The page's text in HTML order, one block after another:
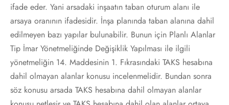
ifade eder. Yani arsadaki inşaatın taban oturum alanı ile
arsaya oranının ifadesidir. İnşa planında taban alanına dahil
edilmeyen bazı yapılar bulunabilir. Bunun için Planlı Alanlar
Tip İmar Yönetmeliğinde Değişiklik Yapılması ile ilgili
yönetmeliğin 14. Maddesinin 1. Fıkrasındaki TAKS hesabına
dahil olmayan alanlar konusu incelenmelidir. Bundan sonra
söz konusu arsada TAKS hesabına dahil olmayan alanlar